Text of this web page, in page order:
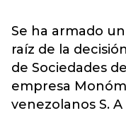
Se ha armado
raíz de la
de Sociedades
empresa
venezolanos S.